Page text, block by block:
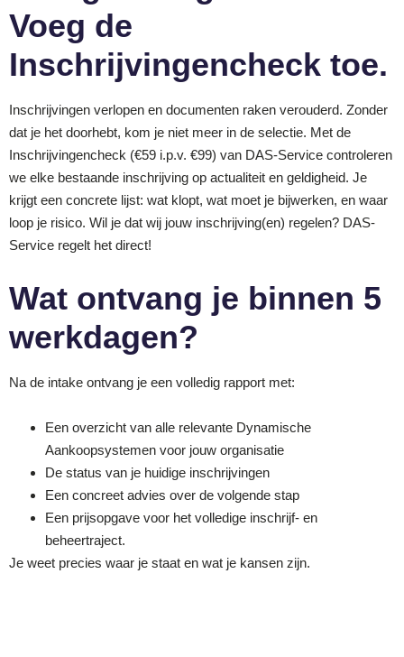
Voeg de
Inschrijvingencheck toe.
Inschrijvingen verlopen en documenten raken verouderd. Zonder
dat je het doorhebt, kom je niet meer in de selectie. Met de
Inschrijvingencheck (€59 i.p.v. €99) van DAS-Service controleren
we elke bestaande inschrijving op actualiteit en geldigheid. Je
krijgt een concrete lijst: wat klopt, wat moet je bijwerken, en waar
loop je risico. Wil je dat wij jouw inschrijving(en) regelen? DAS-
Service regelt het direct!
Wat ontvang je binnen 5
werkdagen?
Na de intake ontvang je een volledig rapport met:
Een overzicht van alle relevante Dynamische
Aankoopsystemen voor jouw organisatie
De status van je huidige inschrijvingen
Een concreet advies over de volgende stap
Een prijsopgave voor het volledige inschrijf- en
beheertraject.
Je weet precies waar je staat en wat je kansen zijn.